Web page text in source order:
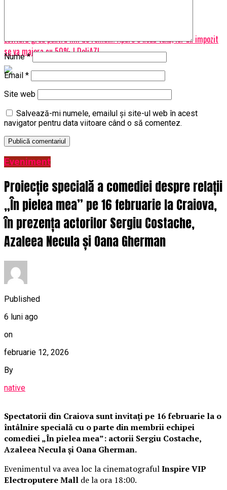
Lovitură grea pentru mii de români! Apare o nouă taxă, iar un impozit
se va majora cu 50% | DoljAZI
Nume*
Email *
Site web
Salvează-mi numele, emailul și site-ul web în acest
navigator pentru data viitoare când o să comentez.
Eveniment
Proiecție specială a comediei despre relații
„În pielea mea” pe 16 februarie la Craiova,
în prezența actorilor Sergiu Costache,
Azaleea Necula și Oana Gherman
Published
6 luni ago
on
februarie 12, 2026
By
native
Spectatorii din Craiova sunt invitați pe 16 februarie la o
întâlnire specială cu o parte din membrii echipei
comediei „În pielea mea”: actorii Sergiu Costache,
Azaleea Necula și Oana Gherman.
Evenimentul va avea loc la cinematografulInspire VIP
Electroputere Mall de la ora 18:00.